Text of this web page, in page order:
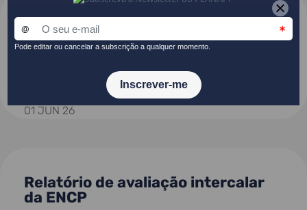
PLANAPP publica avaliação
intercalar da governança da ENCP
01 JUN 26
Relatório de avaliação intercalar
da ENCP